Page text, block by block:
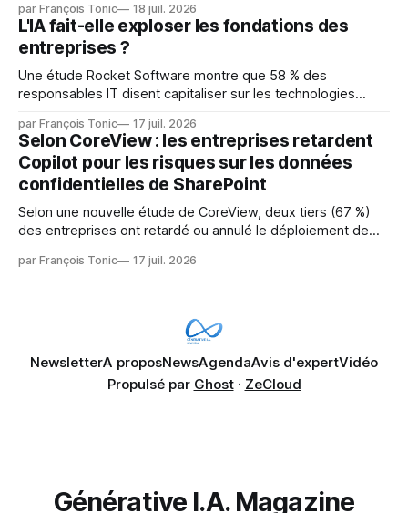
mainteneurs — irréalisable. Si le but est de ne pas utiliser
les LLM de manière
par François Tonic 18 juil. 2026
L'IA fait-elle exploser les fondations des
entreprises ?
Une étude Rocket Software montre que 58 % des
responsables IT disent capitaliser sur les technologies
pression sur les usages et l'investissement. Cette pression
révèle un écart entre l'ambition et la préparation.
par François Tonic 17 juil. 2026
Selon CoreView : les entreprises retardent
Copilot pour les risques sur les données
confidentielles de SharePoint
Selon une nouvelle étude de CoreView, deux tiers (67 %)
des entreprises ont retardé ou annulé le déploiement de
données confidentielles de SharePoint. Les trois quarts (75
par François Tonic 17 juil. 2026
NewsletterA proposNewsAgendaAvis d'expertVidéo
Propulsé par Ghost· ZeCloud
Générative I.A. Magazine